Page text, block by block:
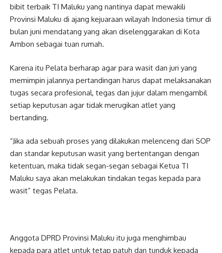
bibit terbaik TI Maluku yang nantinya dapat mewakili
Provinsi Maluku di ajang kejuaraan wilayah Indonesia timur di
bulan juni mendatang yang akan diselenggarakan di Kota
Ambon sebagai tuan rumah.
Karena itu Pelata berharap agar para wasit dan juri yang
memimpin jalannya pertandingan harus dapat melaksanakan
tugas secara profesional, tegas dan jujur dalam mengambil
setiap keputusan agar tidak merugikan atlet yang
bertanding.
“Jika ada sebuah proses yang dilakukan melenceng dari SOP
dan standar keputusan wasit yang bertentangan dengan
ketentuan, maka tidak segan-segan sebagai Ketua TI
Maluku saya akan melakukan tindakan tegas kepada para
wasit” tegas Pelata.
Anggota DPRD Provinsi Maluku itu juga menghimbau
kepada para atlet untuk tetap patuh dan tunduk kepada